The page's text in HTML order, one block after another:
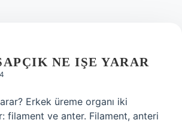
NE IŞE YARAR
Erkek üreme organı iki
filament ve anter. Filament, anteri